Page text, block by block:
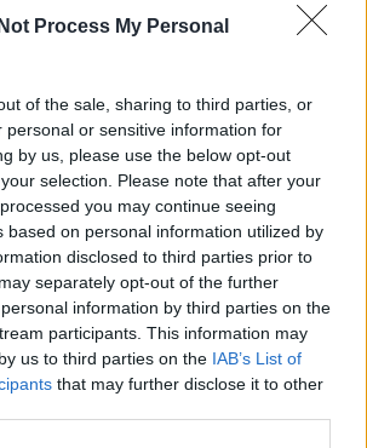
Process My Personal
of the sale, sharing to third parties, or
personal or sensitive information for
by us, please use the below opt-out
selection. Please note that after your
you may continue seeing
based on personal information utilized by
disclosed to third parties prior to
separately opt-out of the further
information by third parties on the
participants. This information may
us to third parties on the IAB’s List of
that may further disclose it to other
ευθυνών
μεγάλη
και το
του
Νεότητος
ξεχωριστή
της Αγιάσου
δικό τους
Ζωγραφικής
τις πόρτες της